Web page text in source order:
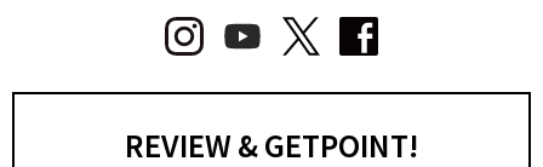
REVIEW & GETPOINT!